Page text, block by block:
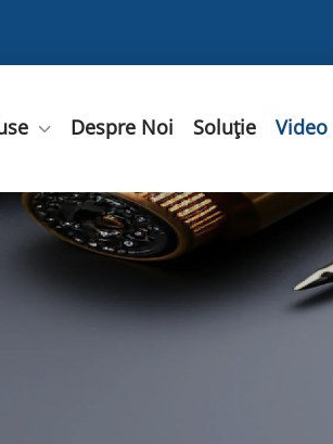
Despre Noi Soluție Video